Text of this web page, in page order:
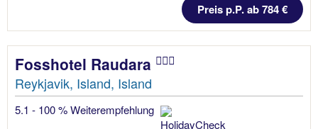
Preis p.P. ab 784 €
Fosshotel Raudara
Reykjavik, Island, Island
5.1 - 100 % Weiterempfehlung